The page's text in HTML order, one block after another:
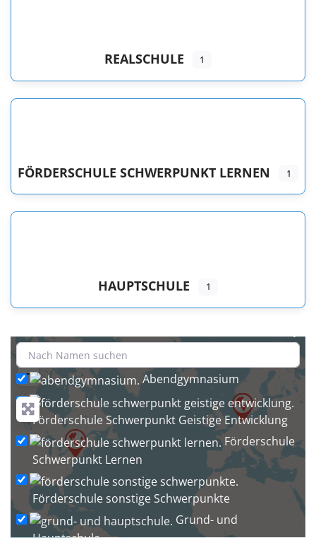
REALSCHULE 1
FÖRDERSCHULE SCHWERPUNKT LERNEN 1
HAUPTSCHULE 1
+
−
Abendgymnasium
Förderschule Schwerpunkt Geistige Entwicklung
Förderschule
Schwerpunkt Lernen
Förderschule sonstige Schwerpunkte
Grund- und